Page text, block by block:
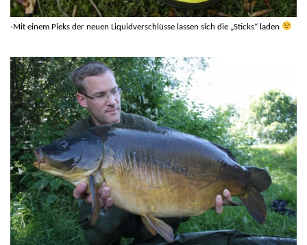
-Mit einem Pieks der neuen Liquidverschlüsse lassen sich die „Sticks“ laden